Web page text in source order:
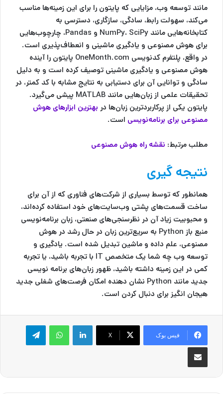
مانند توسعه وب، مزایایی که پایتون را برای این زمینه‌ها مناسب
می‌کند، سهولت رابط، سادگی، سازگاری، دسترسی به
کتابخانه‌هایی مانند NumPy، SciPy و Pandas، چارچوب‌هایی
برای هوش مصنوعی و یادگیری ماشینی و انعطاف‌پذیری است.
در واقع، پلتفرم کدنویسی OneMonth.com پایتون را آینده
هوش مصنوعی و یادگیری ماشینی توصیف کرده است و به دلیل
سادگی و توانایی آن برای دستیابی به نتایج مشابه با کد کمتر، در
تحقیقات علمی از زبان‌هایی مانند MATLAB پیشی می‌گیرد.
پایتون یکی از پرکاربردترین زبان‌ها در بهترین ابزارهای هوش
مصنوعی برای برنامه‌نویسی است.
مطلب مرتبط: نقشه راه هوش مصنوعی
نتیجه گیری
همانطور که توسط بسیاری از شرکت‌های فناوری که از آن برای
ساخت قسمت‌های پشتی وب‌سایت‌های خود استفاده کرده‌اند،
و محبوبیت زیاد آن در نظرسنجی‌های صنعتی، زبان برنامه‌نویسی
منبع باز Python به سریع‌ترین زبان در حال رشد در هوش
مصنوعی، علم داده و ماشین تبدیل شده است. یادگیری و
توسعه وب چه شما یک متخصص IT با تجربه باشید، یا تجربه
کمی در این زمینه داشته باشید، ظهور زبان‌های برنامه نویسی
جدید مانند Python نشان دهنده امکان فرصت‌های شغلی جدید
هیجان انگیز برای دنبال کردن است.
فیس بوک X
لینکدینواتس آپ تلگرام
اشتراک گذاری از طریق ایمیل